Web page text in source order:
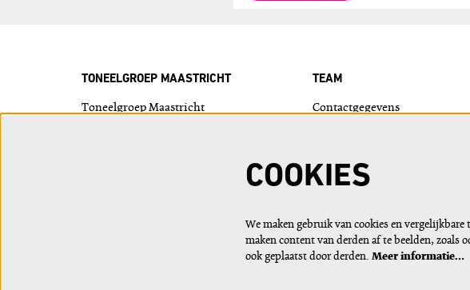
TONEELGROEP MAASTRICHT
Toneelgroep Maastricht
TEAM
Contactgegevens
COOKIES
We maken gebruik van cookies en
maken content van derden af te beelden, zoals
ook geplaatst door derden. Meer informatie…